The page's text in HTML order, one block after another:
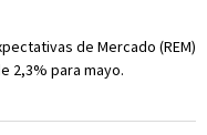
de Mercado (REM)
2,3% para mayo.